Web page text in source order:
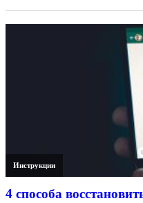
Инструкции
4 способа